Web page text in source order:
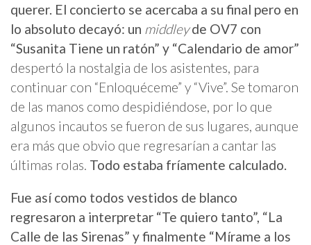
querer. El concierto se acercaba a su final pero en
lo absoluto decayó: un middleyde OV7 con
“Susanita Tiene un ratón” y “Calendario de amor”
despertó la nostalgia de los asistentes, para
continuar con “Enloquéceme” y “Vive”. Se tomaron
de las manos como despidiéndose, por lo que
algunos incautos se fueron de sus lugares, aunque
era más que obvio que regresarían a cantar las
últimas rolas. Todo estaba fríamente calculado.
Fue así como todos vestidos de blanco
regresaron a interpretar “Te quiero tanto”, “La
Calle de las Sirenas” y finalmente “Mírame a los